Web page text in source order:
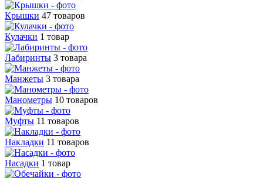
Крышки 47 товаров
Кулачки 1 товар
Лабиринты 3 товара
Манжеты 3 товара
Манометры 10 товаров
Муфты 11 товаров
Накладки 11 товаров
Насадки 1 товар